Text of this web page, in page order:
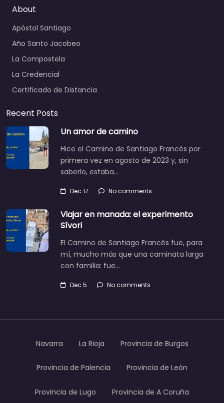
About
Apóstol Santiago
Año Santo Jacobeo
La Compostela
La Credencial
Certificado de Distancia
Recent Posts
Un amor de camino
Hice el Camino de Santiago Francés por
primera vez en agosto de 2023 y, sin
saberlo, estaba…
Dec 17 No comments
Viajar en manada: el experimento
Sívori
El Camino de Santiago Francés fue, para
mí, mucho más que una caminata larga
con familia: fue…
Dec 5 No comments
Navarra La Rioja Provincia de Burgos
Provincia de Palencia Provincia de León
Provincia de Lugo Provincia de A Coruña